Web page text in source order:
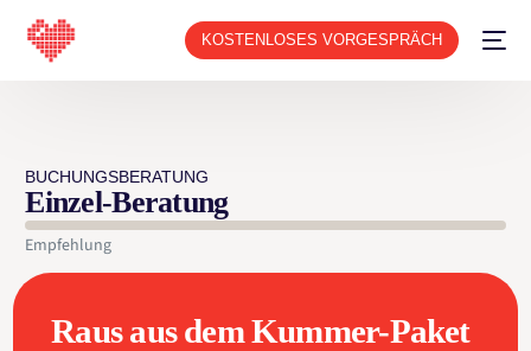
KOSTENLOSES VORGESPRÄCH
BUCHUNGSBERATUNG
Einzel-Beratung
Empfehlung
Raus aus dem Kummer-Paket